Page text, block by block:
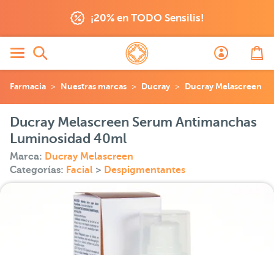
¡20% en TODO Sensilis!
Farmacia Nuestras marcas Ducray Ducray Melascreen
Ducray Melascreen Serum Antimanchas
Luminosidad 40ml
Marca: Ducray Melascreen
Categorías: Facial > Despigmentantes